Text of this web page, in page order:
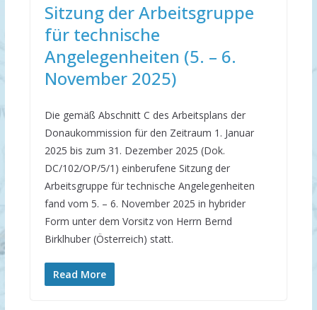
Sitzung der Arbeitsgruppe
für technische
Angelegenheiten (5. – 6.
November 2025)
Die gemäß Abschnitt C des Arbeitsplans der
Donaukommission für den Zeitraum 1. Januar
2025 bis zum 31. Dezember 2025 (Dok.
DC/102/OP/5/1) einberufene Sitzung der
Arbeitsgruppe für technische Angelegenheiten
fand vom 5. – 6. November 2025 in hybrider
Form unter dem Vorsitz von Herrn Bernd
Birklhuber (Österreich) statt.
Read More